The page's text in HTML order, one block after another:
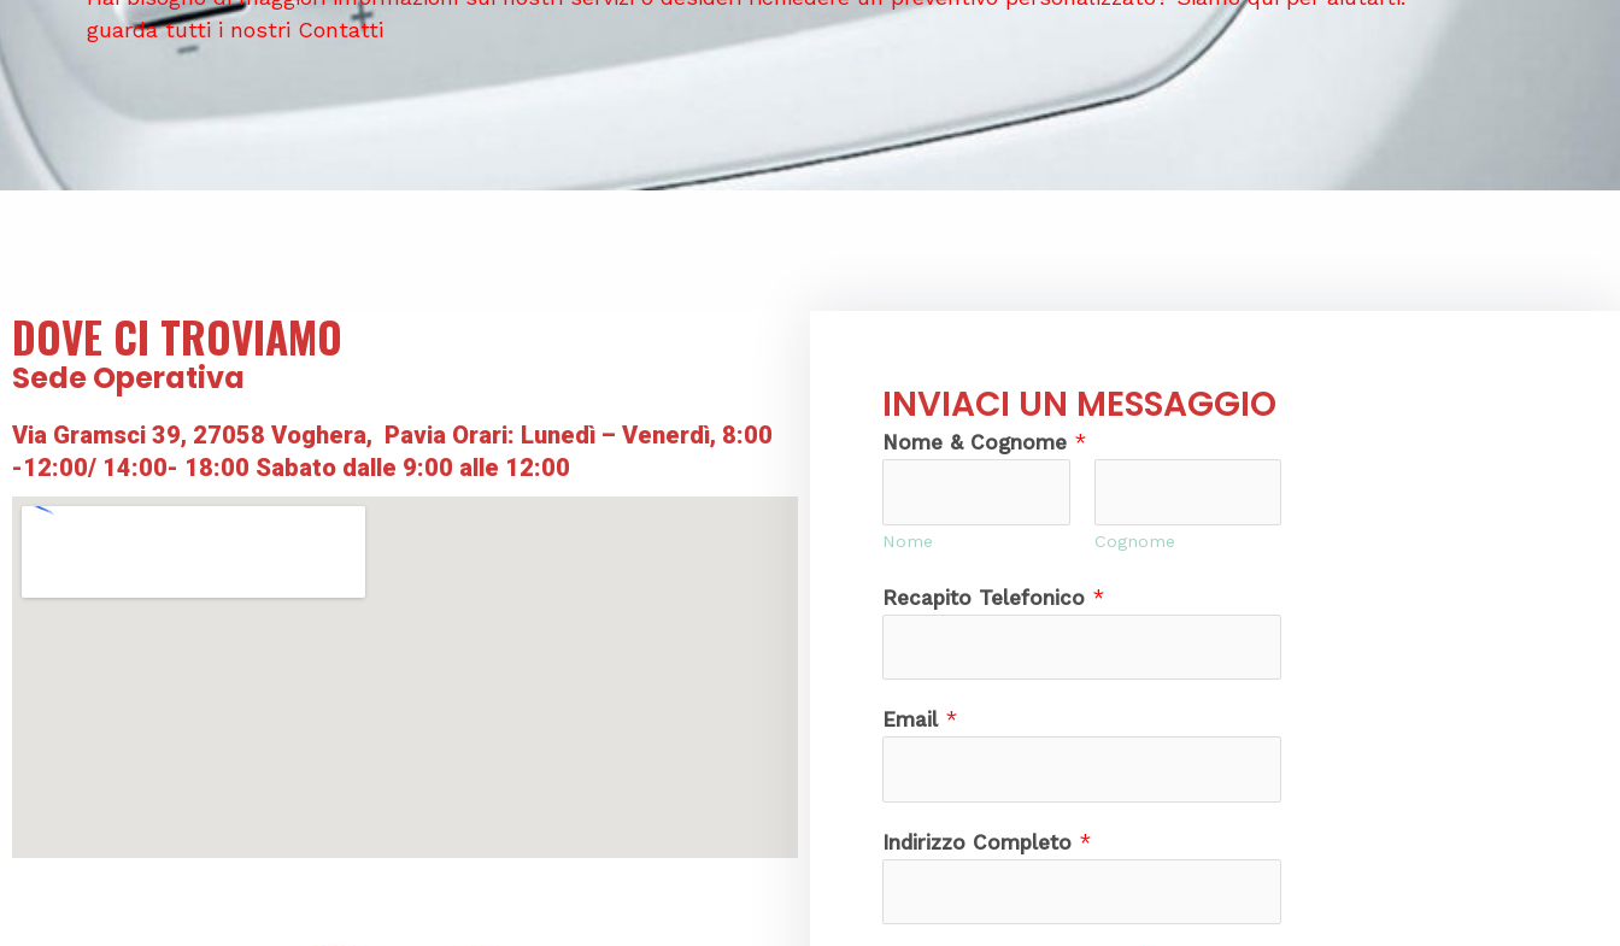
guarda tutti i nostri Contatti
DOVE CI TROVIAMO
Sede Operativa
Via Gramsci 39, 27058 Voghera, Pavia Orari: Lunedì – Venerdì, 8:00
-12:00/ 14:00- 18:00 Sabato dalle 9:00 alle 12:00
INVIACI UN MESSAGGIO
Nome & Cognome *
Nome Cognome
Recapito Telefonico *
Email *
Indirizzo Completo *